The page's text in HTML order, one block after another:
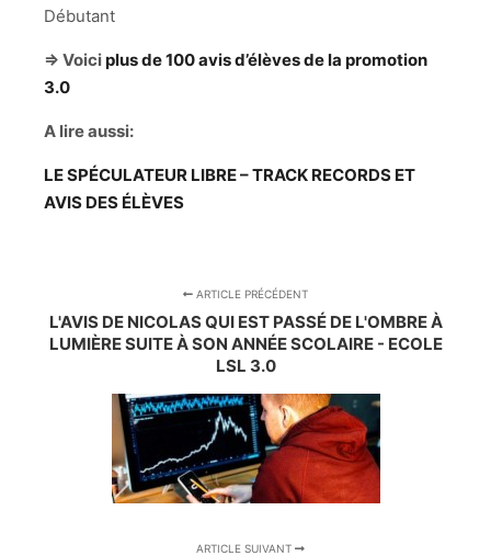
Débutant
=> Voiciplus de 100 avis d’élèves de la promotion
3.0
A lire aussi:
LE SPÉCULATEUR LIBRE – TRACK RECORDS ET
AVIS DES ÉLÈVES
ARTICLE PRÉCÉDENT
L'AVIS DE NICOLAS QUI EST PASSÉ DE L'OMBRE À
LUMIÈRE SUITE À SON ANNÉE SCOLAIRE - ECOLE
LSL 3.0
ARTICLE SUIVANT